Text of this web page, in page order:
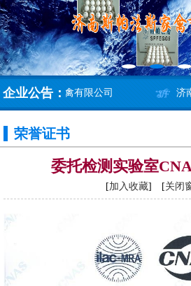
企业公告：
南斯帕法斯家禽有限公司 济
荣誉证书
委托检测实验室
[加入收藏] [关闭